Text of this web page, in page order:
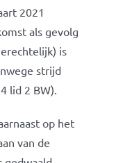
2021
als gevolg
is
strijd
lid 2 BW).
op het
van de